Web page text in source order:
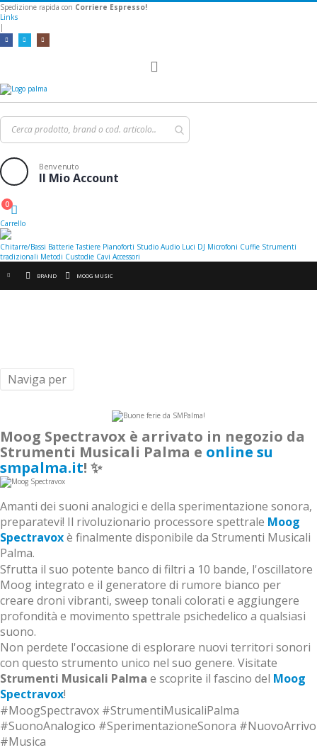
Spedizione rapida con Corriere Espresso!
Links
|
Benvenuto
Il Mio Account
Cart
0
Carrello
Chitarre/Bassi Batterie Tastiere Pianoforti Studio Audio Luci DJ Microfoni Cuffie Strumenti
tradizionali Metodi Custodie Cavi Accessori
BRAND MOOG MUSIC
Moog Spectravox è arrivato in negozio da
Strumenti Musicali Palma e online su
smpalma.it! ✨
Amanti dei suoni analogici e della sperimentazione sonora,
preparatevi! Il rivoluzionario processore spettrale Moog
Spectravoxè finalmente disponibile da Strumenti Musicali
Palma. ️
Sfrutta il suo potente banco di filtri a 10 bande, l'oscillatore
Moog integrato e il generatore di rumore bianco per
creare droni vibranti, sweep tonali colorati e aggiungere
profondità e movimento spettrale psichedelico a qualsiasi
suono.
Non perdete l'occasione di esplorare nuovi territori sonori
con questo strumento unico nel suo genere. Visitate
Strumenti Musicali Palma e scoprite il fascino del Moog
Spectravox!
#MoogSpectravox #StrumentiMusicaliPalma
#SuonoAnalogico #SperimentazioneSonora #NuovoArrivo
#Musica
Naviga per